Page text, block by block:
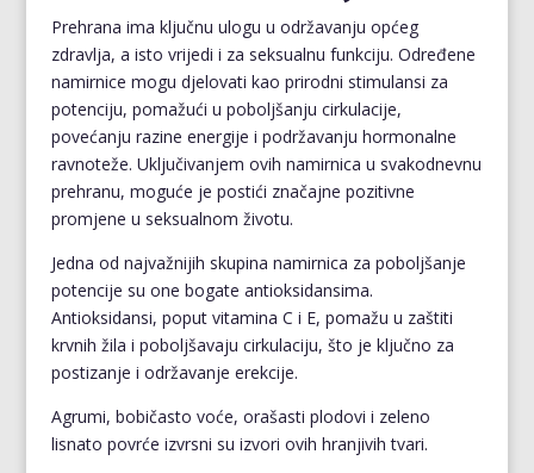
Prehrana ima ključnu ulogu u održavanju općeg
zdravlja, a isto vrijedi i za seksualnu funkciju. Određene
namirnice mogu djelovati kao prirodni stimulansi za
potenciju, pomažući u poboljšanju cirkulacije,
povećanju razine energije i podržavanju hormonalne
ravnoteže. Uključivanjem ovih namirnica u svakodnevnu
prehranu, moguće je postići značajne pozitivne
promjene u seksualnom životu.
Jedna od najvažnijih skupina namirnica za poboljšanje
potencije su one bogate antioksidansima.
Antioksidansi, poput vitamina C i E, pomažu u zaštiti
krvnih žila i poboljšavaju cirkulaciju, što je ključno za
postizanje i održavanje erekcije.
Agrumi, bobičasto voće, orašasti plodovi i zeleno
lisnato povrće izvrsni su izvori ovih hranjivih tvari.